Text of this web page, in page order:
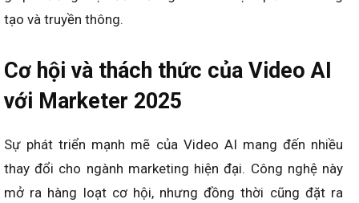
tạo và truyền thông.
Cơ hội và thách thức của Video AI
với Marketer 2025
Sự phát triển mạnh mẽ của Video AI mang đến nhiều
thay đổi cho ngành marketing hiện đại. Công nghệ này
mở ra hàng loạt cơ hội, nhưng đồng thời cũng đặt ra